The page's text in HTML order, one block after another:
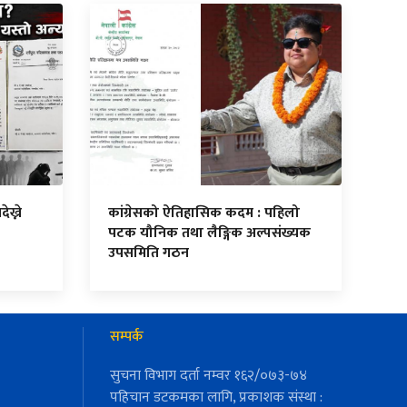
कांग्रेसको ऐतिहासिक कदम : पहिलो
पटक यौनिक तथा लैङ्गिक अल्पसंख्यक
उपसमिति गठन
सम्पर्क
सुचना विभाग दर्ता नम्वर १६२/०७३-७४
पहिचान डटकमका लागि, प्रकाशक संस्था :